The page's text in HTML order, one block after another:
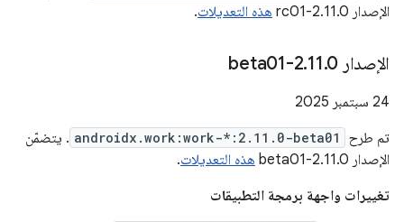
الإصدار 2.11.0-rc01
هذه التعديلات.
الإصدار 2 .11.0-beta01
‫24 سبتمبر 2025
تم طرح
androidx.work:work-*:2.11.0-beta01 . يتضمّن
الإصدار 2.11.0-beta01
هذه التعديلات.
تغييرات واجهة برمجة التطبيقات